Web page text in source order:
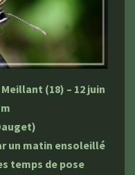
(18) – 12 juin
un matin ensoleillé
temps de pose